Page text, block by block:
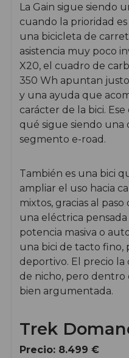
La Gain sigue siendo
cuando la prioridad
una bicicleta de
asistencia muy poco
X20, el cuadro de
350 Wh apuntan
y una ayuda que
carácter de la bici.
qué sigue siendo una
segmento e-road.
También es una bici
ampliar el uso hacia
mixtos, gracias al
una eléctrica
potencia masiva o
una bici de tacto fino,
deportivo. El precio
de nicho, pero dentro
bien argumentada.
Trek
Precio: 8.499 €